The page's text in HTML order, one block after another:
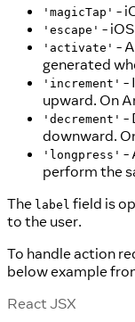
'magicTap' -
'escape' -
'activate' -
generated
'increment' -
upward. On
'decrement' -
downward.
'longpress' -
perform the
The label field is
to the user.
To handle action
below example
React JSX